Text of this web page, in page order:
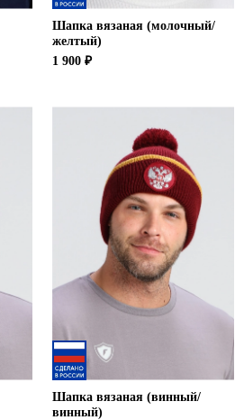
Шапка вязаная (молочный/
желтый)
1 900 ₽
Шапка вязаная (винный/
винный)